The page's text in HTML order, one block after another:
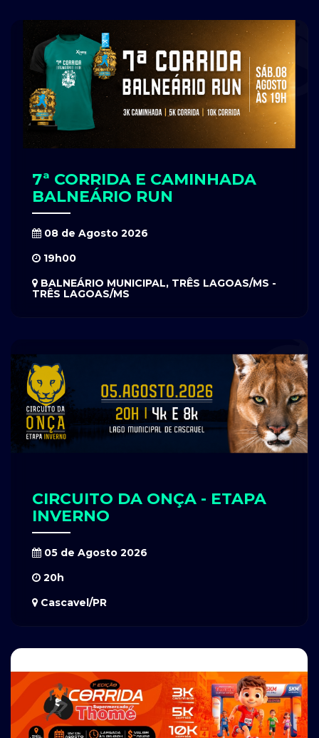
7ª CORRIDA E CAMINHADA
BALNEÁRIO RUN
08 de Agosto 2026
19h00
BALNEÁRIO MUNICIPAL, TRÊS LAGOAS/MS -
TRÊS LAGOAS/MS
CIRCUITO DA ONÇA - ETAPA
INVERNO
05 de Agosto 2026
20h
Cascavel/PR